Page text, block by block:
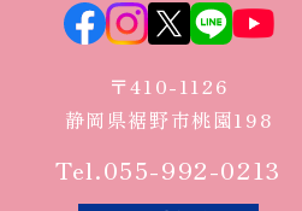
〒410-1126
静岡県裾野市桃園198
Tel.055-992-0213